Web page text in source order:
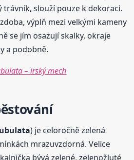
trávník, slouží pouze k dekoraci.
výplň mezi velkými kameny
se jím osazují skalky, okraje
a podobně.
– irský mech
) je celoročně zelená
mrazuvzdorná. Velice
bývá zelené, zelenožluté